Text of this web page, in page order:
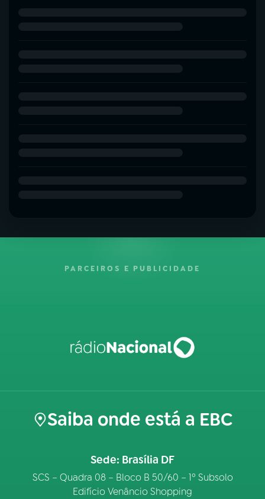
PARCEIROS E PUBLICIDADE
Saiba onde está a EBC
Sede: Brasília DF
SCS – Quadra 08 – Bloco B 50/60 – 1º Subsolo
Edifício Venâncio Shopping